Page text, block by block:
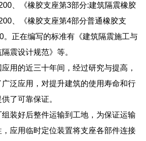
、《橡胶支座第3部分:建筑隔震橡胶
、《橡胶支座第4部分普通橡胶支
。正在编写的标准有《建筑隔震施工与
震设计规范》等。
用的近三十年间，经过研究与提高，
泛应用，对提升建筑的使用寿命和行
了可靠保证。
装好后整件运输到工地，为保证运输
应用临时定位装置将支座各部件连接